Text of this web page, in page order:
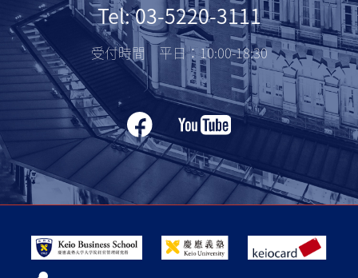
Tel: 03-5220-3111
受付時間 平日：10:00-18:30